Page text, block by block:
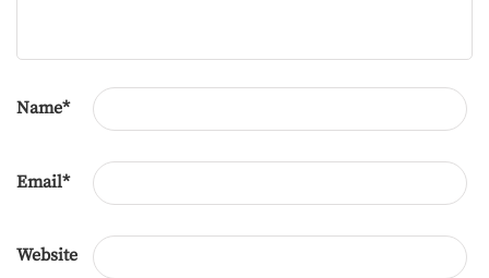
Name*
Email*
Website